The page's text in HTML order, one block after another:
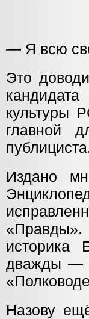
— Я всю
Это
культуры
главной
Издано
историка
дважды —
Назову